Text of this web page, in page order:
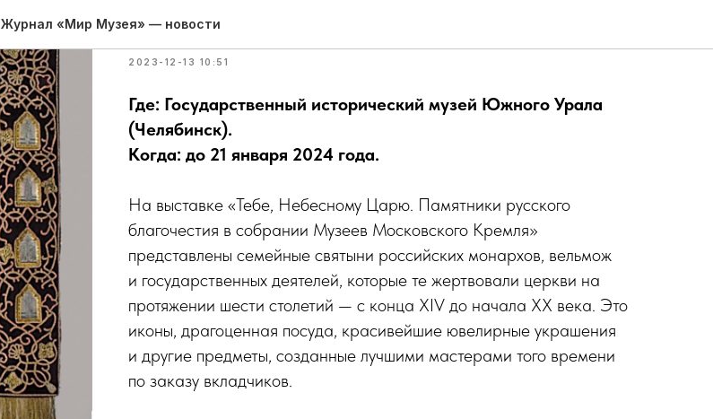
Журнал «Мир Музея» — новостиИстория русского благочестия
2023-12-13 10:51
Где: Государственный исторический музей Южного Урала
(Челябинск).
Когда: до 21 января 2024 года.
На выставке «Тебе, Небесному Царю. Памятники русского
благочестия в собрании Музеев Московского Кремля»
представлены семейные святыни российских монархов, вельмож
и государственных деятелей, которые те жертвовали церкви на
протяжении шести столетий — с конца XIV до начала XX века. Это
иконы, драгоценная посуда, красивейшие ювелирные украшения
и другие предметы, созданные лучшими мастерами того времени
по заказу вкладчиков.